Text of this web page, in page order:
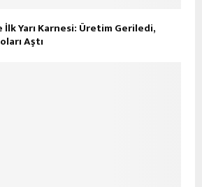
Yarı Karnesi: Üretim Geriledi,
Aştı